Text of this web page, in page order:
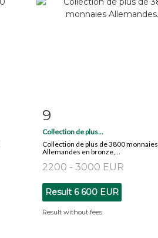
9
Collection de plus...
Collection de plus de 3800 monnaies
Allemandes en bronze,...
2200 - 3000 EUR
Result 6 600 EUR
Result without fees